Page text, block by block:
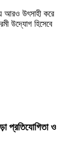
আরও উৎসাহী করে
উদ্যোগ হিসেবে
প্রতিযোগিতা ও